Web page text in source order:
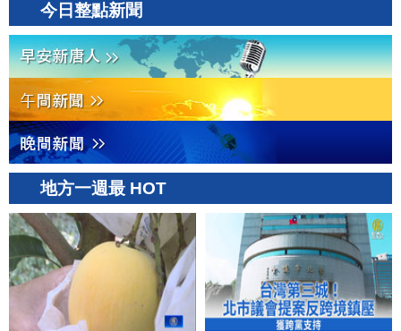
今日整點新聞
地方一週最 HOT